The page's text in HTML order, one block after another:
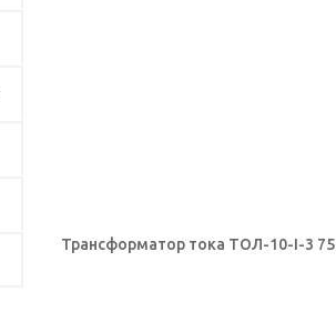
Трансформатор тока ТОЛ-10-I-3 75